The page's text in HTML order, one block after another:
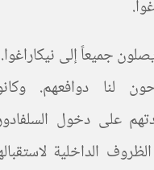
جميعاً إلى
لنا دوافعهم.
على دخول
الداخلية